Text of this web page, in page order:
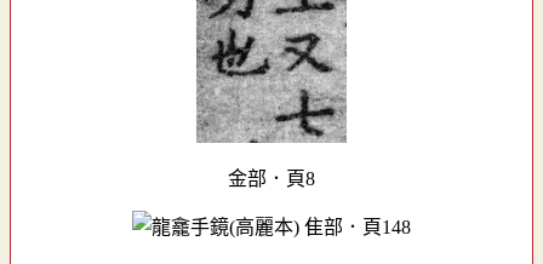
金部．頁8